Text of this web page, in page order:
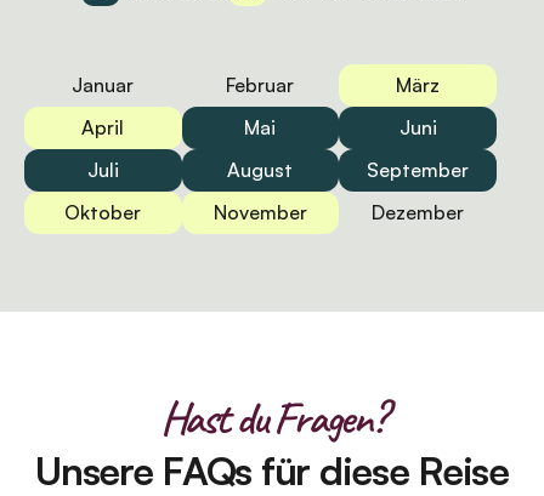
Januar Februar
März
April
Mai
Juni
Juli
August
September
Oktober
November Dezember
Hast du Fragen?
Unsere FAQs für diese Reise